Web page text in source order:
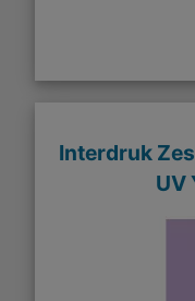
Interdruk
UV